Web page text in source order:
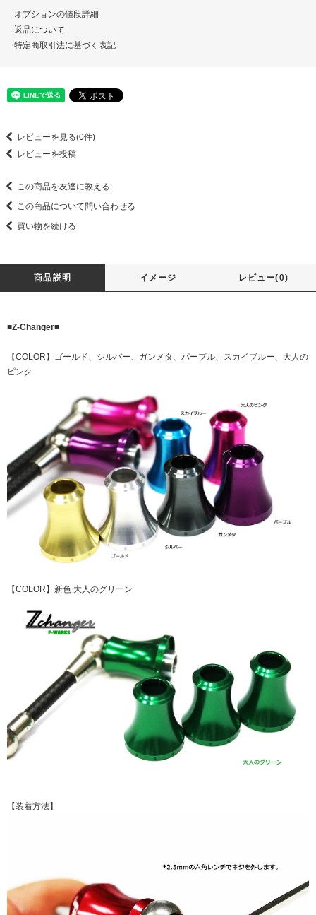
オプションの値段詳細
返品について
特定商取引法に基づく表記
レビューを見る(0件)
レビューを投稿
この商品を友達に教える
この商品について問い合わせる
買い物を続ける
商品説明 イメージ レビュー(0)
■Z-Changer■
【COLOR】ゴールド、シルバー、ガンメタ、パープル、スカイブルー、大人の
ピンク
【COLOR】新色 大人のグリーン
【装着方法】